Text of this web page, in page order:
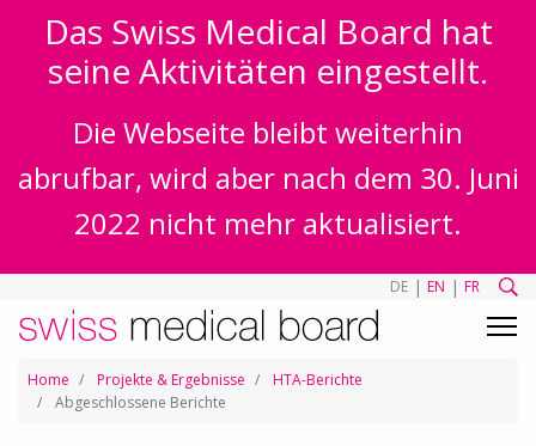
Das Swiss Medical Board hat
seine Aktivitäten eingestellt.
Die Webseite bleibt weiterhin
abrufbar, wird aber nach dem 30. Juni
2022 nicht mehr aktualisiert.
DE | EN | FR
Home Projekte & Ergebnisse
HTA-Berichte
Abgeschlossene Berichte